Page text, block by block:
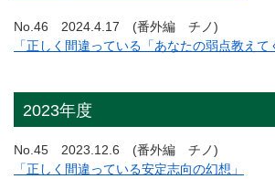
No.46 2024.4.17 (番外編 チノ)
「正しく間違っている「あなたの弱点教えて
2023年度
No.45 2023.12.6 (番外編 チノ)
「正しく間違っている安定志向の幻想」